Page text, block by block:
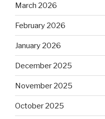
March 2026
February 2026
January 2026
December 2025
November 2025
October 2025